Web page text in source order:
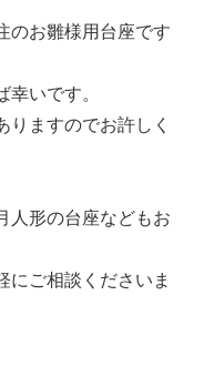
のお雛様用台座です
いです。
りますのでお許しく
人形の台座などもお
にご相談くださいま